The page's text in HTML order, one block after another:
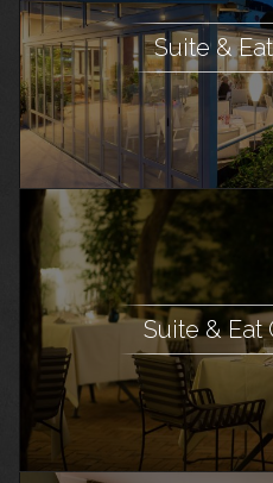
Suite &
Suite & Eat